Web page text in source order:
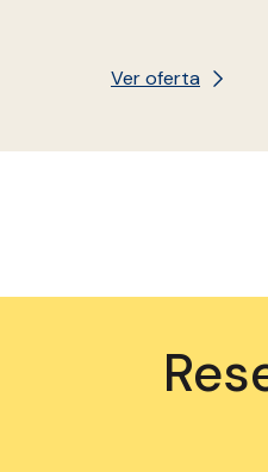
Ver oferta